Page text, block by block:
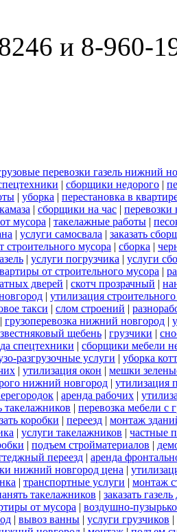
и 8-960-
перевозки газель нижний
| сборщики недорого |
| уборка | перестановка в
| сборщики на час | перевозки
мусора | такелажные работы |
| услуги самосвала | заказать
строительного мусора | сборка |
| услуги погрузчика | услуги
от строительного мусора |
дверей | скотч прозрачный |
| утилизация
такси | слом строений |
| грузоперевозка нижний новгород |
щебень | грузчики |
спецтехники | сборщики мебели
разгрузочные услуги | уборка
| утилизация окон | мешки
нижний новгород | утилизация
| аренда рабочих |
такелажников | перевозка мебели с
коробки | переезд | монтаж
| услуги такелажников | частные
| подъем стройматериалов |
переезд | аренда
нижний новгород цена |
| транспортные услуги | монтаж
такелажников | заказать
от мусора | воздушно-
| вывоз ванны | услуги грузчиков |